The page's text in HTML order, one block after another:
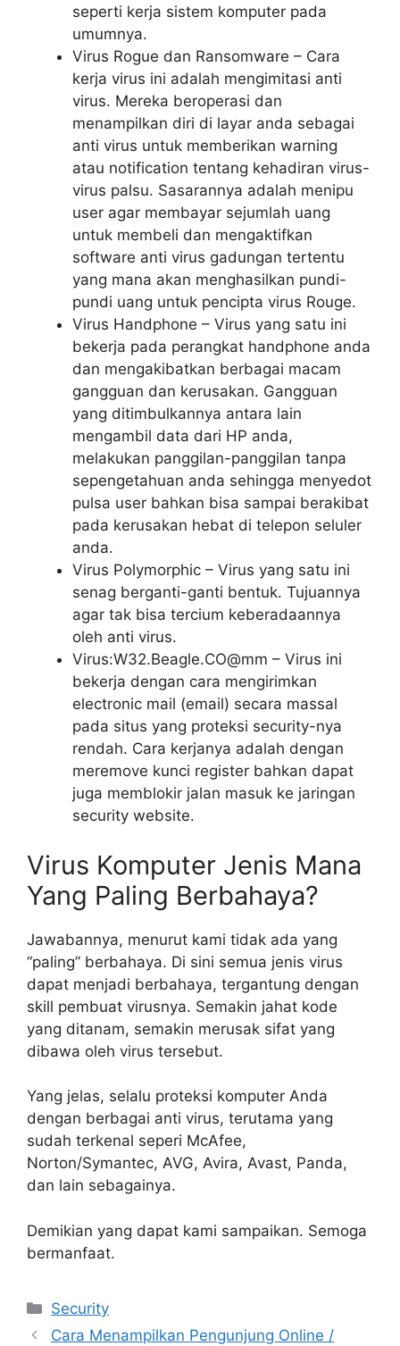
seperti kerja sistem komputer pada
umumnya.
Virus Rogue dan Ransomware – Cara
kerja virus ini adalah mengimitasi anti
virus. Mereka beroperasi dan
menampilkan diri di layar anda sebagai
anti virus untuk memberikan warning
atau notification tentang kehadiran virus-
virus palsu. Sasarannya adalah menipu
user agar membayar sejumlah uang
untuk membeli dan mengaktifkan
software anti virus gadungan tertentu
yang mana akan menghasilkan pundi-
pundi uang untuk pencipta virus Rouge.
Virus Handphone – Virus yang satu ini
bekerja pada perangkat handphone anda
dan mengakibatkan berbagai macam
gangguan dan kerusakan. Gangguan
yang ditimbulkannya antara lain
mengambil data dari HP anda,
melakukan panggilan-panggilan tanpa
sepengetahuan anda sehingga menyedot
pulsa user bahkan bisa sampai berakibat
pada kerusakan hebat di telepon seluler
anda.
Virus Polymorphic – Virus yang satu ini
senag berganti-ganti bentuk. Tujuannya
agar tak bisa tercium keberadaannya
oleh anti virus.
Virus:W32.Beagle.CO@mm – Virus ini
bekerja dengan cara mengirimkan
electronic mail (email) secara massal
pada situs yang proteksi security-nya
rendah. Cara kerjanya adalah dengan
meremove kunci register bahkan dapat
juga memblokir jalan masuk ke jaringan
security website.
Virus Komputer Jenis Mana
Yang Paling Berbahaya?
Jawabannya, menurut kami tidak ada yang
“paling” berbahaya. Di sini semua jenis virus
dapat menjadi berbahaya, tergantung dengan
skill pembuat virusnya. Semakin jahat kode
yang ditanam, semakin merusak sifat yang
dibawa oleh virus tersebut.
Yang jelas, selalu proteksi komputer Anda
dengan berbagai anti virus, terutama yang
sudah terkenal seperi McAfee,
Norton/Symantec, AVG, Avira, Avast, Panda,
dan lain sebagainya.
Demikian yang dapat kami sampaikan. Semoga
bermanfaat.
Categories
Security
Cara Menampilkan Pengunjung Online /